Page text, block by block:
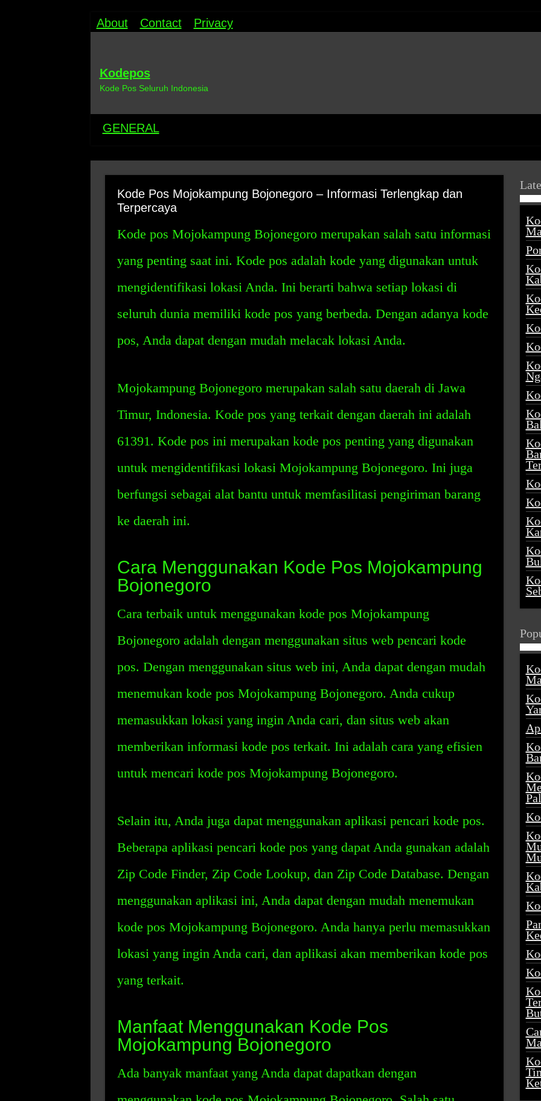
About Contact Privacy
Kodepos
Kode Pos Seluruh Indonesia
GENERAL
Kode Pos Mojokampung Bojonegoro – Informasi Terlengkap dan
Terpercaya
Kode pos Mojokampung Bojonegoro merupakan salah satu informasi
yang penting saat ini. Kode pos adalah kode yang digunakan untuk
mengidentifikasi lokasi Anda. Ini berarti bahwa setiap lokasi di
seluruh dunia memiliki kode pos yang berbeda. Dengan adanya kode
pos, Anda dapat dengan mudah melacak lokasi Anda.
Mojokampung Bojonegoro merupakan salah satu daerah di Jawa
Timur, Indonesia. Kode pos yang terkait dengan daerah ini adalah
61391. Kode pos ini merupakan kode pos penting yang digunakan
untuk mengidentifikasi lokasi Mojokampung Bojonegoro. Ini juga
berfungsi sebagai alat bantu untuk memfasilitasi pengiriman barang
ke daerah ini.
Cara Menggunakan Kode Pos Mojokampung
Bojonegoro
Cara terbaik untuk menggunakan kode pos Mojokampung
Bojonegoro adalah dengan menggunakan situs web pencari kode
pos. Dengan menggunakan situs web ini, Anda dapat dengan mudah
menemukan kode pos Mojokampung Bojonegoro. Anda cukup
memasukkan lokasi yang ingin Anda cari, dan situs web akan
memberikan informasi kode pos terkait. Ini adalah cara yang efisien
untuk mencari kode pos Mojokampung Bojonegoro.
Selain itu, Anda juga dapat menggunakan aplikasi pencari kode pos.
Beberapa aplikasi pencari kode pos yang dapat Anda gunakan adalah
Zip Code Finder, Zip Code Lookup, dan Zip Code Database. Dengan
menggunakan aplikasi ini, Anda dapat dengan mudah menemukan
kode pos Mojokampung Bojonegoro. Anda hanya perlu memasukkan
lokasi yang ingin Anda cari, dan aplikasi akan memberikan kode pos
yang terkait.
Manfaat Menggunakan Kode Pos
Mojokampung Bojonegoro
Ada banyak manfaat yang Anda dapat dapatkan dengan